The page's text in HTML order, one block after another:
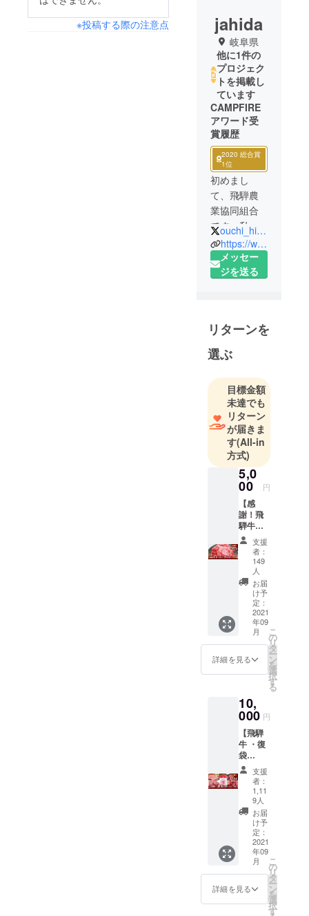
※投稿する際の注意点
jahida
岐阜県
他に1件の
プロジェク
トを掲載し
ています
CAMPFIRE
アワード受
賞履歴
2020 総合賞
1位
初めまし
て、飛騨農
業協同組合
です。私た
ちは飛騨地
域の農業振
興のため、
安心な農畜
産物を食卓
へお届けす
るために活
動を行って
おります。
これからも
皆様、皆様
のお子様、
お孫様、曾
孫様へと長
く安全・安
心をお届け
し続けま
す。
ouchi_hidagyu
https://www.ja-hida.or.jp/
メッセー
ジを送る
リターンを
選ぶ
目標金額
未達でも
リターン
が届きま
す(All-in
方式)
5,0
00 円
【感
謝！飛
騨牛切
り落と
し
500g】
・御礼
の手紙
（飛騨
牛の畜
産農
家・お
肉屋さ
んよ
り） ・
500g
【配送
につい
て】 ・
冷蔵便
でお届
けしま
す。一
部商品
は真空
パック
でお届
けする
場合が
ござい
ます。
凍」が
ご希望
支援
者：
149
人
お届
け予
定：
2021
年09
月
詳細を見る
こ
の
リ
タ
ー
ン
を
選
択
す
る
10,
000 円
【飛騨
牛 ・復
袋
1kg】
・御礼
の手紙
（飛騨
牛の畜
産農
家・お
肉屋さ
んよ
り） ・
飛騨
牛：
支援
者：
1,11
9人
お届
け予
定：
2021
年09
月
詳細を見る
こ
の
リ
タ
ー
ン
を
選
択
す